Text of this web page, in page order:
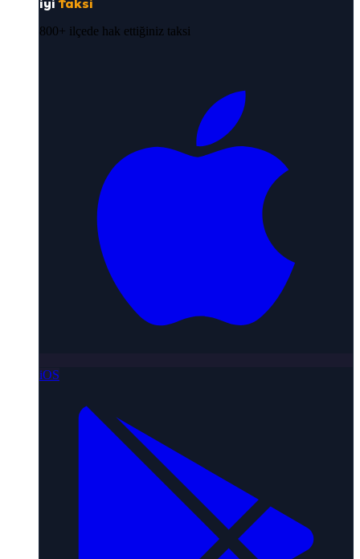
iyi Taksi
800+ ilçede hak ettiğiniz taksi
iOS